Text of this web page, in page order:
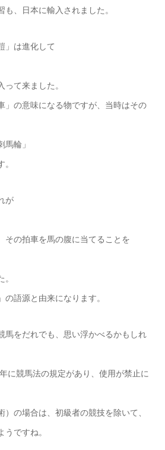
も、日本に輸入されました。
」は進化して
って来ました。
」の意味になる物ですが、当時はその
馬輪」
が
その拍車を馬の腹に当てることを
の語源と由来になります。
馬をだれでも、思い浮かべるかもしれ
に競馬法の規定があり、使用が禁止に
）の場合は、初級者の競技を除いて、
ですね。